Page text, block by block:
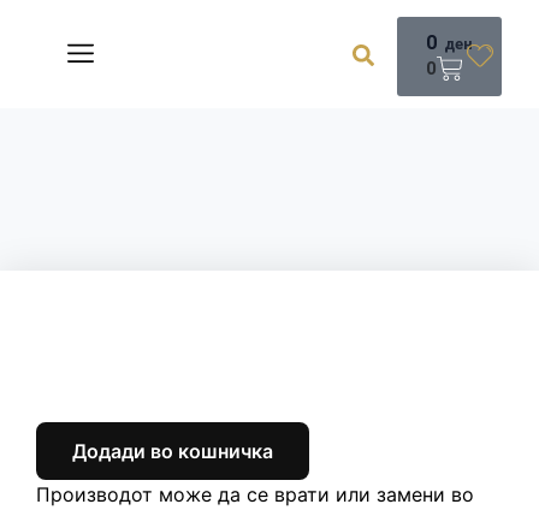
0 ден
0
Додади во кошничка
Производот може да се врати или замени во